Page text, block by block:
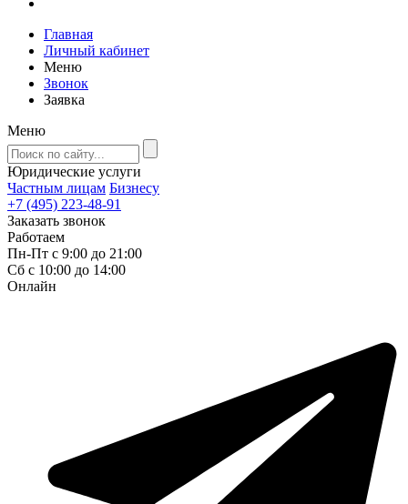
Главная
Личный кабинет
Меню
Звонок
Заявка
Меню
Юридические услуги
Частным лицам Бизнесу
+7 (495) 223-48-91
Заказать звонок
Работаем
Пн-Пт с 9:00 до 21:00
Сб с 10:00 до 14:00
Онлайн